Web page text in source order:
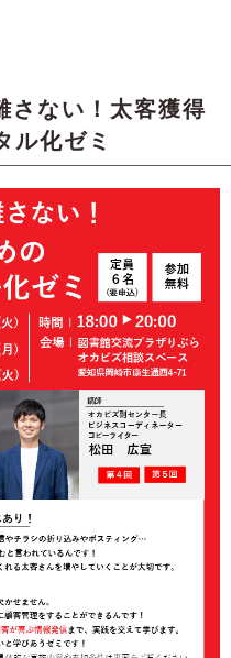
さない！太客獲得
ル化ゼミ